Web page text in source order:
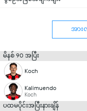
အား
မိနစ် 90 အပြီး
Koch
Kalimuendo
Koch
ပထမပိုင်းအပြီးနားချိန်